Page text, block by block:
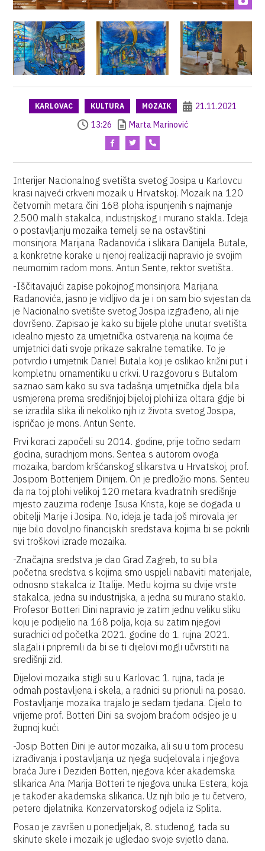
KARLOVAC KULTURA MOZAIK
21.11.2021
13:26
Marta Marinović
Interijer Nacionalnog svetišta svetog Josipa u Karlovcu
krasi najveći crkveni mozaik u Hrvatskoj. Mozaik na 120
četvornih metara čini 168 ploha ispunjenih s najmanje
2.500 malih stakalca, industrijskog i murano stakla. Ideja
o postavljanju mozaika temelji se na ostavštini
monsinjora Marijana Radanovića i slikara Danijela Butale,
a konkretne korake u njenoj realizaciji napravio je svojim
neumornim radom mons. Antun Sente, rektor svetišta.
-Iščitavajući zapise pokojnog monsinjora Marijana
Radanovića, jasno je vidljivo da je i on sam bio svjestan da
je Nacionalno svetište svetog Josipa izgrađeno, ali nije
dovršeno. Zapisao je kako su bijele plohe unutar svetišta
idealno mjesto za umjetnička ostvarenja na kojima će
umjetnici dati svoje prikaze sakralne tematike. To je
potvrdio i umjetnik Daniel Butala koji je oslikao križni put i
kompletnu ornamentiku u crkvi. U razgovoru s Butalom
saznao sam kako su sva tadašnja umjetnička djela bila
usmjerena prema središnjoj bijeloj plohi iza oltara gdje bi
se izradila slika ili nekoliko njih iz života svetog Josipa,
ispričao je mons. Antun Sente.
Prvi koraci započeli su 2014. godine, prije točno sedam
godina, suradnjom mons. Sentea s autorom ovoga
mozaika, bardom kršćanskog slikarstva u Hrvatskoj, prof.
Josipom Botterijem Dinijem. On je predložio mons. Senteu
da na toj plohi velikoj 120 metara kvadratnih središnje
mjesto zauzima rođenje Isusa Krista, koje se događa u
obitelji Marije i Josipa. No, ideja je tada još mirovala jer
nije bilo dovoljno financijskih sredstava kojima bi se pokrili
svi troškovi izrade mozaika.
-Značajna sredstva je dao Grad Zagreb, to su bila
početna sredstva s kojima smo uspjeli nabaviti materijale,
odnosno stakalca iz Italije. Među kojima su dvije vrste
stakalca, jedna su industrijska, a jedna su murano staklo.
Profesor Botteri Dini napravio je zatim jednu veliku sliku
koju je podijelio na 168 polja, koja su zatim njegovi
suradnici od početka 2021. godine do 1. rujna 2021.
slagali i pripremili da bi se ti dijelovi mogli učvrstiti na
središnji zid.
Dijelovi mozaika stigli su u Karlovac 1. rujna, tada je
odmah postavljena i skela, a radnici su prionuli na posao.
Postavljanje mozaika trajalo je sedam tjedana. Cijelo to
vrijeme prof. Botteri Dini sa svojom braćom odsjeo je u
župnoj kući.
-Josip Botteri Dini je autor mozaika, ali su u tom procesu
izrađivanja i postavljanja uz njega sudjelovala i njegova
braća Jure i Dezideri Botteri, njegova kćer akademska
slikarica Ana Marija Botteri te njegova unuka Estera, koja
je također akademska slikarica. Uz njih bilo je tu četvero,
petero djelatnika Konzervatorskog odjela iz Splita.
Posao je završen u ponedjeljak, 8. studenog, tada su
skinute skele i mozaik je ugledao svoje svjetlo dana.